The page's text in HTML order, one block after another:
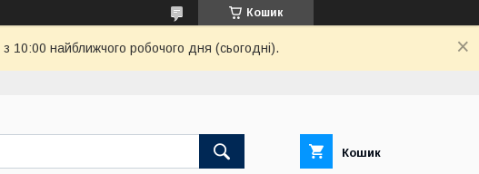
Кошик
10:00 найближчого робочого дня (сьогодні).
Кошик